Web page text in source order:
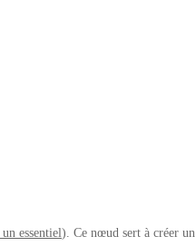
essentiel). Ce nœud sert à créer un